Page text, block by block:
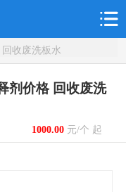
收废洗板水
剂价格 回收废洗
1000.00元/个 起